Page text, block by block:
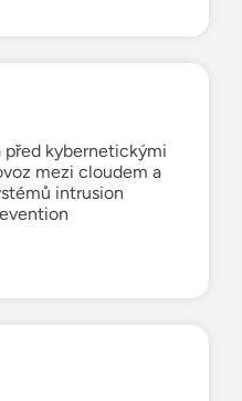
před kybernetickými
mezi cloudem a
intrusion